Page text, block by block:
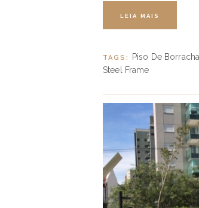
LEIA MAIS
TAGS: Piso De Borracha
Steel Frame